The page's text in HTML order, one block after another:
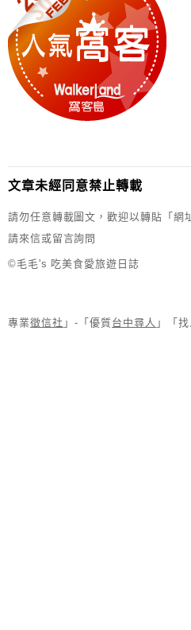
文章未經同意禁止轉載
請勿任意轉載圖文，歡迎以轉貼「網
請來信或留言詢問
©毛毛's 吃美食愛旅遊日誌
專業徵信社 」-「優質台中尋人 」「找